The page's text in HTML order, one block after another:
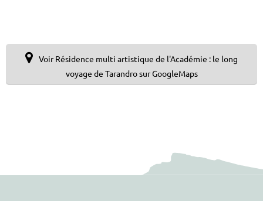
Voir Résidence multi artistique de l'Académie : le long
voyage de Tarandro sur GoogleMaps